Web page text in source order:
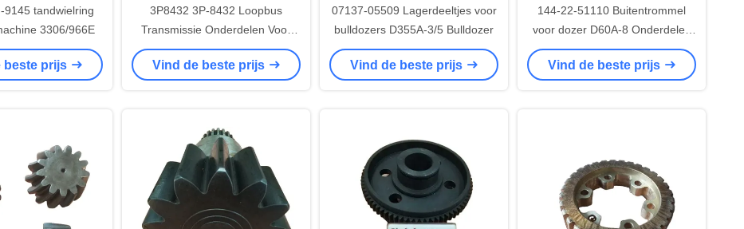
9145 tandwielring
3306/966E
beste prijs
3P8432 3P-8432 Loopbus
Transmissie Onderdelen Voor
D7G Bulldozer
Vind de beste prijs
07137-05509 Lagerdeeltjes voor
bulldozers D355A-3/5 Bulldozer
Vind de beste prijs
144-22-51110 Buitentrommel
voor dozer D60A-8 Onderdelen
van bouwmachines
Vind de beste prijs